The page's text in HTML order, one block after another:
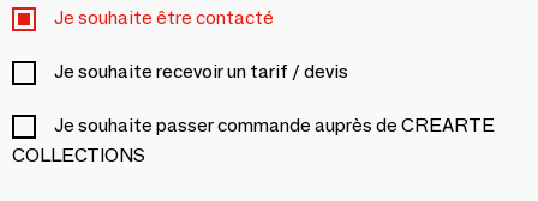
Je souhaite être contacté
Je souhaite recevoir un tarif / devis
Je souhaite passer commande auprès de CREARTE
COLLECTIONS